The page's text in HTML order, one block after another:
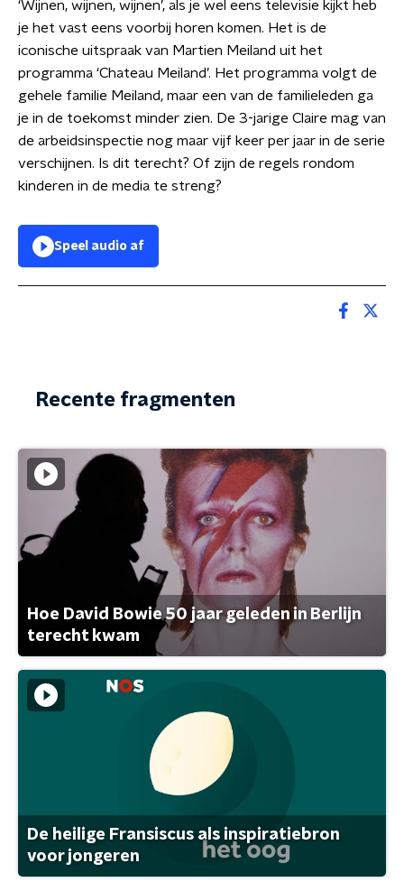
‘Wijnen, wijnen, wijnen’, als je wel eens televisie kijkt heb
je het vast eens voorbij horen komen. Het is de
iconische uitspraak van Martien Meiland uit het
programma ‘Chateau Meiland’. Het programma volgt de
gehele familie Meiland, maar een van de familieleden ga
je in de toekomst minder zien. De 3-jarige Claire mag van
de arbeidsinspectie nog maar vijf keer per jaar in de serie
verschijnen. Is dit terecht? Of zijn de regels rondom
kinderen in de media te streng?
Speel audio af
Recente fragmenten
Hoe David Bowie 50 jaar geleden in Berlijn
terecht kwam
De heilige Fransiscus als inspiratiebron
voor jongeren